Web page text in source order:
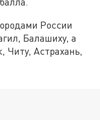
России
Балашиху, а
Читу, Астрахань,